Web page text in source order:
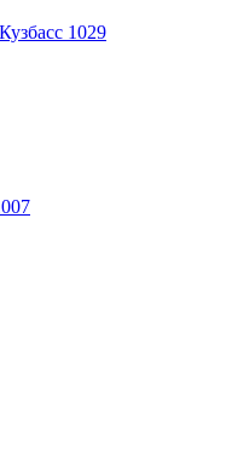
1029